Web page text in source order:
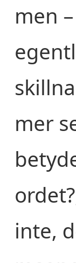
men
mer
inte,